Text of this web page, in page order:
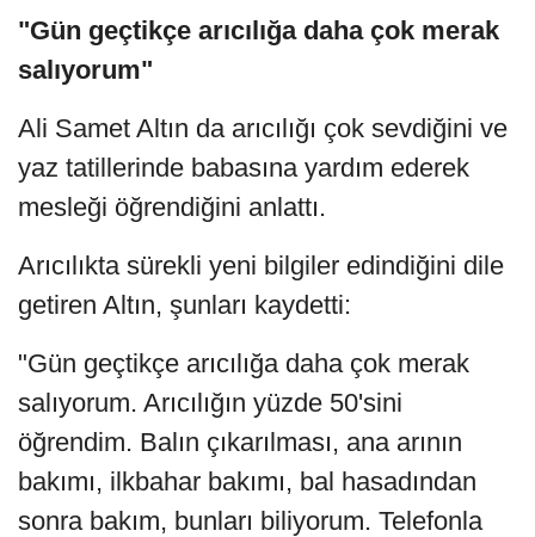
"Gün geçtikçe arıcılığa daha çok merak
salıyorum"
Ali Samet Altın da arıcılığı çok sevdiğini ve
yaz tatillerinde babasına yardım ederek
mesleği öğrendiğini anlattı.
Arıcılıkta sürekli yeni bilgiler edindiğini dile
getiren Altın, şunları kaydetti:
"Gün geçtikçe arıcılığa daha çok merak
salıyorum. Arıcılığın yüzde 50'sini
öğrendim. Balın çıkarılması, ana arının
bakımı, ilkbahar bakımı, bal hasadından
sonra bakım, bunları biliyorum. Telefonla